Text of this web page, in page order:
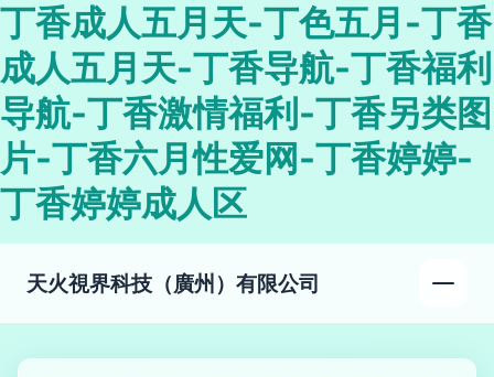
丁香成人五月天-丁色五月-丁香
成人五月天-丁香导航-丁香福利
导航-丁香激情福利-丁香另类图
片-丁香六月性爱网-丁香婷婷-
丁香婷婷成人区
天火視界科技（廣州）有限公司